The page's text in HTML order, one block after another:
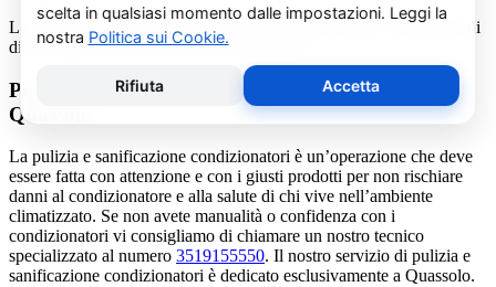
La salute e il benessere sono quindi essere gli obiettivi fondamentali
di un addetto alla assistenza condizionatori.
Pulizia e Sanificazione Condizionatori Fujitsu
Quassolo
La pulizia e sanificazione condizionatori è un’operazione che deve
essere fatta con attenzione e con i giusti prodotti per non rischiare
danni al condizionatore e alla salute di chi vive nell’ambiente
climatizzato. Se non avete manualità o confidenza con i
condizionatori vi consigliamo di chiamare un nostro tecnico
specializzato al numero 3519155550. Il nostro servizio di pulizia e
sanificazione condizionatori è dedicato esclusivamente a Quassolo.